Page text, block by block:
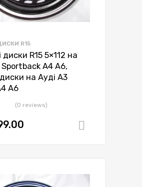
R15
диски R15 5×112 на
A4 A6,
диски на Ауді А3
А6
(0 reviews)